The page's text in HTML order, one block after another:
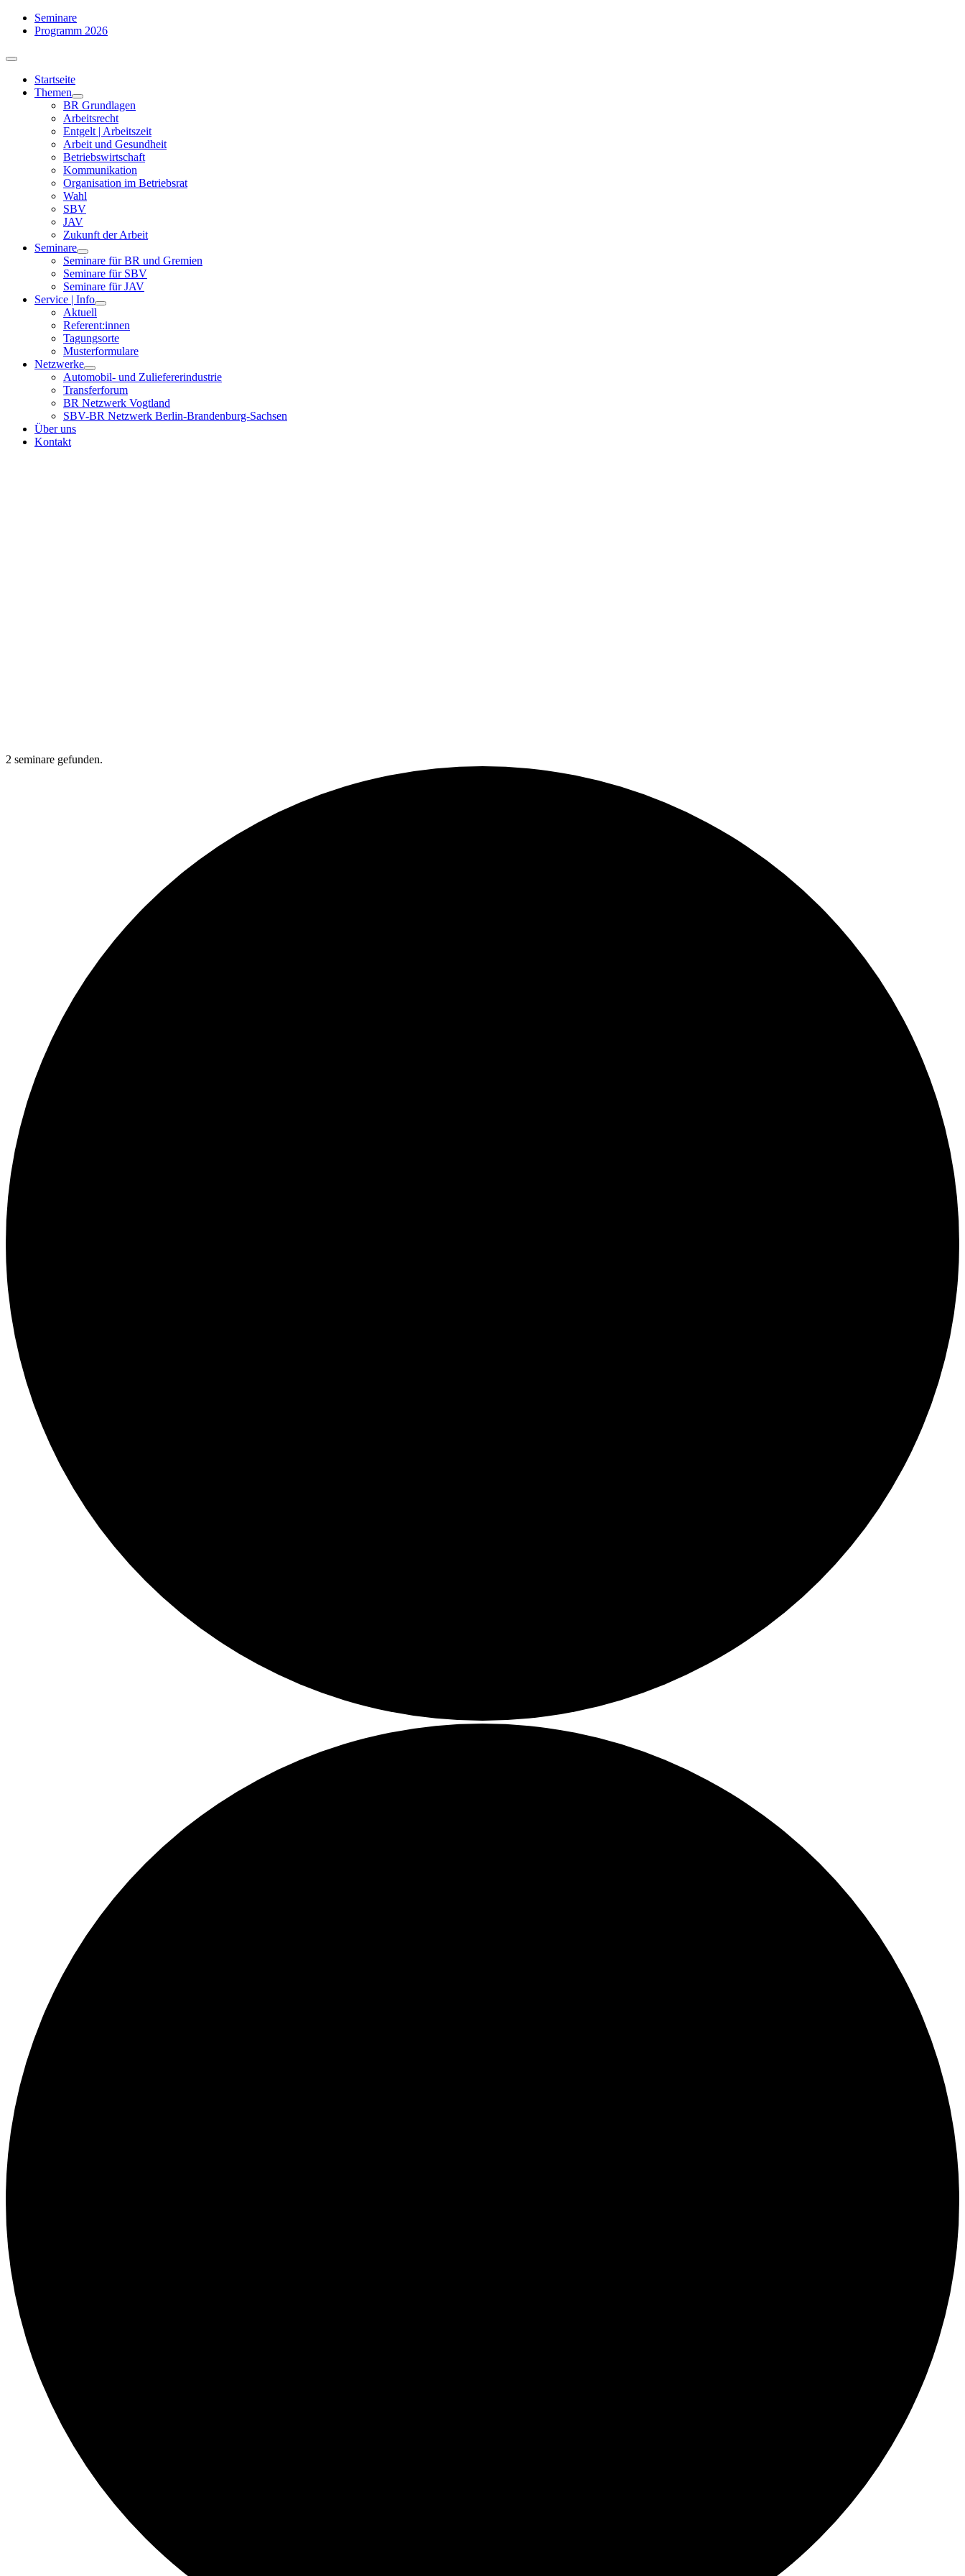
Zum
Inhalt
Seminare
Programm 2026
Toggle
NavigationStartseite
Themen
BR Grundlagen
Arbeits­recht
Entgelt | Arbeitszeit
Arbeit und Gesundheit
Betriebswirtschaft
Kommuni­kation
Organisation im Betriebsrat
Wahl
SBV
JAV
Zukunft der Arbeit
Seminare
Seminare für BR und Gremien
Seminare für SBV
Seminare für JAV
Service | Info
Aktuell
Referent:innen
Tagungsorte
Musterformulare
Netzwerke
Automobil- und Zuliefererindustrie
Transferforum
BR Netzwerk Vogtland
SBV-BR Netzwerk Berlin-Brandenburg-Sachsen
Über uns
Kontakt
2 seminare gefunden.